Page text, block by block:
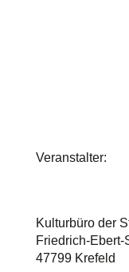
Veranstalter:
Kulturbüro der
Friedrich-Ebert-
47799 Krefeld